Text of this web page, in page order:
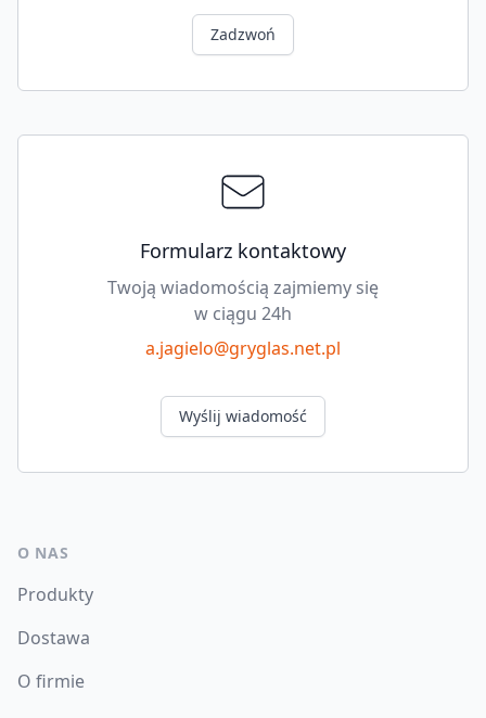
Zadzwoń
Formularz kontaktowy
Twoją wiadomością zajmiemy się
w ciągu 24h
a.jagielo@gryglas.net.pl
Wyślij wiadomość
O NAS
Produkty
Dostawa
O firmie